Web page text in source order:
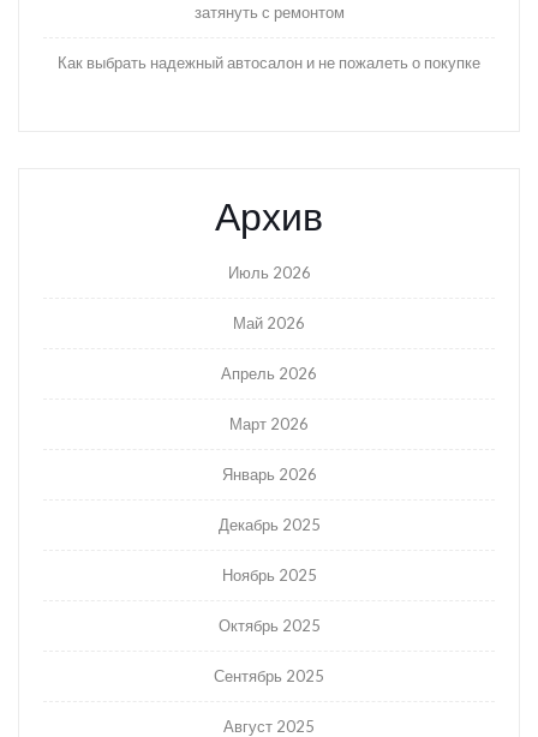
затянуть с ремонтом
Как выбрать надежный автосалон и не пожалеть о покупке
Архив
Июль 2026
Май 2026
Апрель 2026
Март 2026
Январь 2026
Декабрь 2025
Ноябрь 2025
Октябрь 2025
Сентябрь 2025
Август 2025